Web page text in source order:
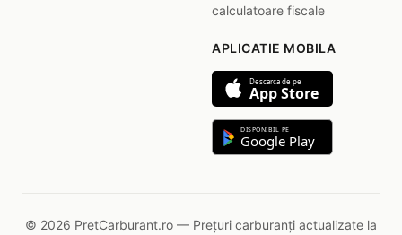
calculatoare fiscale
APLICATIE MOBILA
Descarca de pe
App Store
DISPONIBIL PE
Google Play
© 2026 PretCarburant.ro — Prețuri carburanți actualizate la